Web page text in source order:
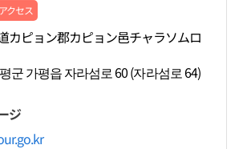
アクセス
カピョン郡カピョン邑チャラソムロ
군 가평읍 자라섬로 60 (자라섬로 64)
ジ